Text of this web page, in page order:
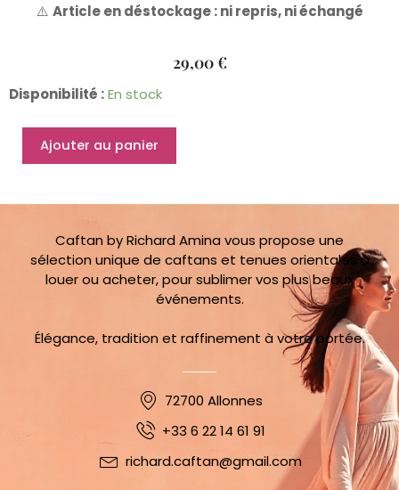
⚠️ Article en déstockage : ni repris, ni échangé
29,00€
Disponibilité :En stock
quantité
Caftan
Kayla
au
Ajouter au panier
Caftan by Richard Amina vous propose une
sélection unique de caftans et tenues orientales à
louer ou acheter, pour sublimer vos plus beaux
événements.
Élégance, tradition et raffinement à votre portée.
72700 Allonnes
+33 6 22 14 61 91
richard.caftan@gmail.com